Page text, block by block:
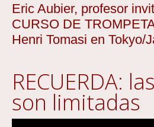
Eric Aubier, profesor
CURSO DE
Henri Tomasi en Tokyo/
RECUERDA:
son limitadas